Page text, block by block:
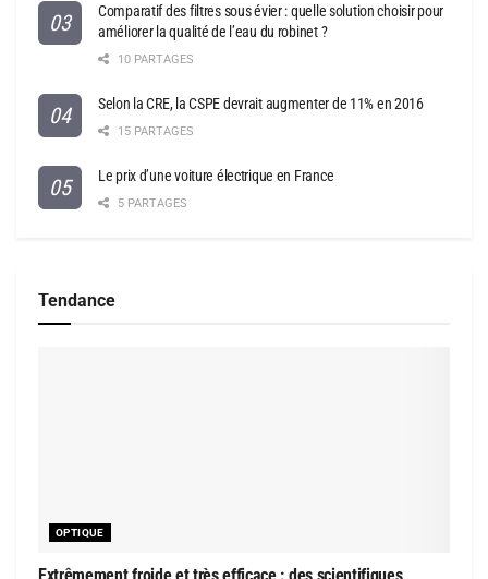
Comparatif des filtres sous évier : quelle solution choisir pour
améliorer la qualité de l’eau du robinet ?
10 PARTAGES
Selon la CRE, la CSPE devrait augmenter de 11% en 2016
15 PARTAGES
Le prix d’une voiture électrique en France
5 PARTAGES
Tendance
OPTIQUE
Extrêmement froide et très efficace : des scientifiques